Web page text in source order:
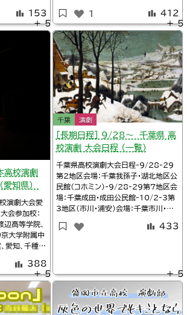
区発表会※タ
Twitter/一関
関市@Ichi_b
ー（岩手
153
演劇部@tokokitagekiTwitter/中
劇所沢中央高校演劇部@nakageki2
021Twitter/@INABA_Tomomi9:
50埼玉所沢高校演劇部『Brillia
1 412
校演劇
愛知県）
演劇大会愛
会参加校：
高等学院、
京大学附属中
愛知、千種、
屋・名東文
演劇/地区大
作品Twitte
関
区高
388
＋ 5
千葉 演劇
［長期日程］ 9/28～ 千葉県 高
校演劇 大会日程 （一覧）
千葉県高校演劇大会日程-9/28-29
第2地区会場：千葉我孫子・湖北地区公
民館（コホミン）-9/28-29第7地区会
場：千葉成田・成田公民館-10/2-3第
3地区（市川・浦安）会場：千葉市川・市
千葉・成東文化会館のぎくプラザ-10/
会場：千葉
433
＋ 5
＋ 5 ＋ 5